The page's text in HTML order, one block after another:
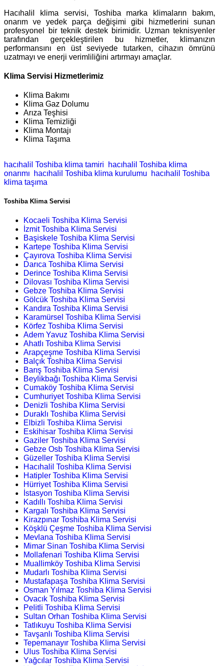
Hacıhalil klima servisi, Toshiba marka klimaların bakım,
onarım ve yedek parça değişimi gibi hizmetlerini sunan
profesyonel bir teknik destek birimidir. Uzman teknisyenler
tarafından gerçekleştirilen bu hizmetler, klimanızın
performansını en üst seviyede tutarken, cihazın ömrünü
uzatmayı ve enerji verimliliğini artırmayı amaçlar.
Klima Servisi Hizmetlerimiz
Klima Bakımı
Klima Gaz Dolumu
Arıza Teşhisi
Klima Temizliği
Klima Montajı
Klima Taşıma
hacıhalil Toshiba klima tamiri
hacıhalil Toshiba klima
onarımı
hacıhalil Toshiba klima kurulumu
hacıhalil Toshiba
klima taşıma
Toshiba Klima Servisi
Kocaeli Toshiba Klima Servisi
İzmit Toshiba Klima Servisi
Başiskele Toshiba Klima Servisi
Kartepe Toshiba Klima Servisi
Çayırova Toshiba Klima Servisi
Darıca Toshiba Klima Servisi
Derince Toshiba Klima Servisi
Dilovası Toshiba Klima Servisi
Gebze Toshiba Klima Servisi
Gölcük Toshiba Klima Servisi
Kandıra Toshiba Klima Servisi
Karamürsel Toshiba Klima Servisi
Körfez Toshiba Klima Servisi
Adem Yavuz Toshiba Klima Servisi
Ahatlı Toshiba Klima Servisi
Arapçeşme Toshiba Klima Servisi
Balçık Toshiba Klima Servisi
Barış Toshiba Klima Servisi
Beylikbağı Toshiba Klima Servisi
Cumaköy Toshiba Klima Servisi
Cumhuriyet Toshiba Klima Servisi
Denizli Toshiba Klima Servisi
Duraklı Toshiba Klima Servisi
Elbizli Toshiba Klima Servisi
Eskihisar Toshiba Klima Servisi
Gaziler Toshiba Klima Servisi
Gebze Osb Toshiba Klima Servisi
Güzeller Toshiba Klima Servisi
Hacıhalil Toshiba Klima Servisi
Hatipler Toshiba Klima Servisi
Hürriyet Toshiba Klima Servisi
İstasyon Toshiba Klima Servisi
Kadıllı Toshiba Klima Servisi
Kargalı Toshiba Klima Servisi
Kirazpınar Toshiba Klima Servisi
Köşklü Çeşme Toshiba Klima Servisi
Mevlana Toshiba Klima Servisi
Mimar Sinan Toshiba Klima Servisi
Mollafenari Toshiba Klima Servisi
Muallimköy Toshiba Klima Servisi
Mudarlı Toshiba Klima Servisi
Mustafapaşa Toshiba Klima Servisi
Osman Yılmaz Toshiba Klima Servisi
Ovacık Toshiba Klima Servisi
Pelitli Toshiba Klima Servisi
Sultan Orhan Toshiba Klima Servisi
Tatlıkuyu Toshiba Klima Servisi
Tavşanlı Toshiba Klima Servisi
Tepemanayır Toshiba Klima Servisi
Ulus Toshiba Klima Servisi
Yağcılar Toshiba Klima Servisi